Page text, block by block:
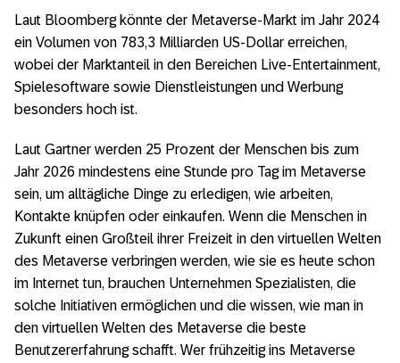
Laut Bloomberg könnte der Metaverse-Markt im Jahr 2024
ein Volumen von 783,3 Milliarden US-Dollar erreichen,
wobei der Marktanteil in den Bereichen Live-Entertainment,
Spielesoftware sowie Dienstleistungen und Werbung
besonders hoch ist.
Laut Gartner werden 25 Prozent der Menschen bis zum
Jahr 2026 mindestens eine Stunde pro Tag im Metaverse
sein, um alltägliche Dinge zu erledigen, wie arbeiten,
Kontakte knüpfen oder einkaufen. Wenn die Menschen in
Zukunft einen Großteil ihrer Freizeit in den virtuellen Welten
des Metaverse verbringen werden, wie sie es heute schon
im Internet tun, brauchen Unternehmen Spezialisten, die
solche Initiativen ermöglichen und die wissen, wie man in
den virtuellen Welten des Metaverse die beste
Benutzererfahrung schafft. Wer frühzeitig ins Metaverse